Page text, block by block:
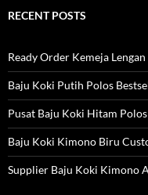
RECENT POSTS
Ready Order Kemeja
Baju Koki Putih Polos
Pusat Baju Koki Hitam Polos
Baju Koki Kimono Biru
Supplier Baju Koki Kimono